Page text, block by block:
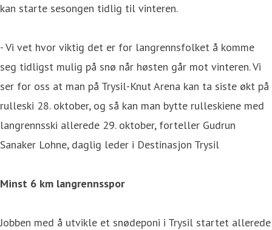
kan starte sesongen tidlig til vinteren.
- Vi vet hvor viktig det er for langrennsfolket å komme
seg tidligst mulig på snø når høsten går mot vinteren. Vi
ser for oss at man på Trysil-Knut Arena kan ta siste økt på
rulleski 28. oktober, og så kan man bytte rulleskiene med
langrennsski allerede 29. oktober, forteller Gudrun
Sanaker Lohne, daglig leder i Destinasjon Trysil
Minst 6 km langrennsspor
Jobben med å utvikle et snødeponi i Trysil startet allerede